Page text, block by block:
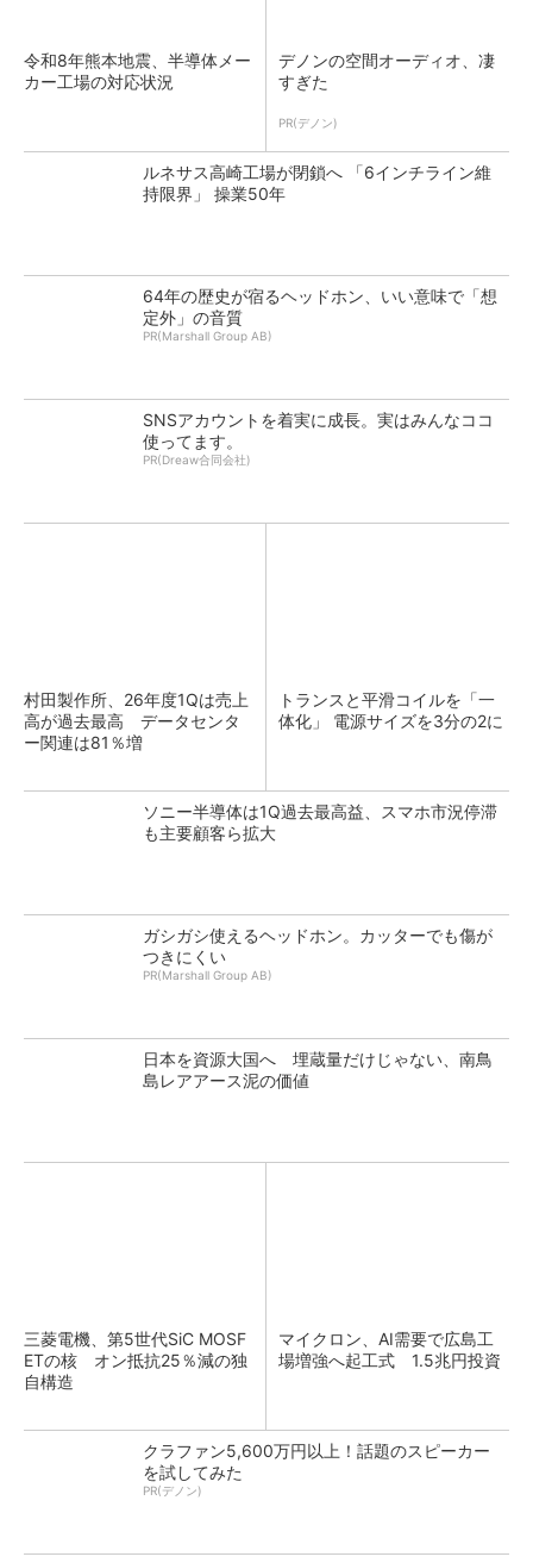
令和8年熊本地震、半導体メー
カー工場の対応状況
デノンの空間オーディオ、凄
すぎた
PR(デノン)
ルネサス高崎工場が閉鎖へ 「6インチライン維
持限界」 操業50年
64年の歴史が宿るヘッドホン、いい意味で「想
定外」の音質
PR(Marshall Group AB)
SNSアカウントを着実に成長。実はみんなココ
使ってます。
PR(Dreaw合同会社)
村田製作所、26年度1Qは売上
高が過去最高 データセンタ
ー関連は81％増
トランスと平滑コイルを「一
体化」 電源サイズを3分の2に
ソニー半導体は1Q過去最高益、スマホ市況停滞
も主要顧客ら拡大
ガシガシ使えるヘッドホン。カッターでも傷が
つきにくい
PR(Marshall Group AB)
日本を資源大国へ 埋蔵量だけじゃない、南鳥
島レアアース泥の価値
三菱電機、第5世代SiC MOSF
ETの核 オン抵抗25％減の独
自構造
マイクロン、AI需要で広島工
場増強へ起工式 1.5兆円投資
クラファン5,600万円以上！話題のスピーカー
を試してみた
PR(デノン)